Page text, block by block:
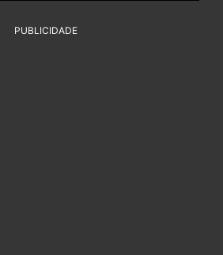
PUBLICIDADE